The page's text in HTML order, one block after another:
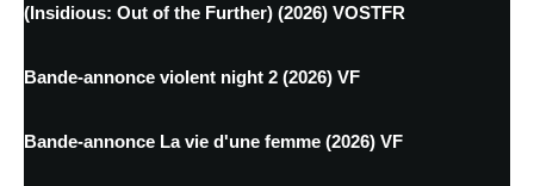
(Insidious: Out of the Further) (2026) VOSTFR
Bande-annonce violent night 2 (2026) VF
Bande-annonce La vie d'une femme (2026) VF